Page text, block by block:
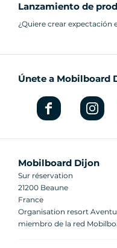
Lanzamiento de
¿Quiere crear
Únete a Mobilboard
Mobilboard Dijon
Sur réservation
21200 Beaune
France
Organisation resort
miembro de la red